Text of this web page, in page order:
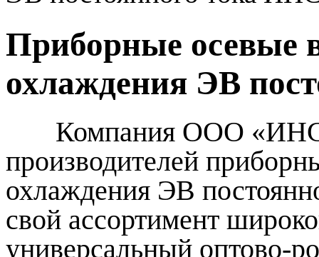
Приборные осевые
охлаждения ЭВ
Компания ООО
производителей
охлаждения ЭВ
свой ассортимент
универсальный оптово-